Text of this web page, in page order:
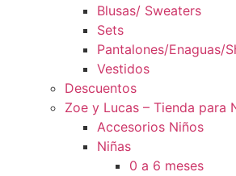
Blusas/ Sweaters
Sets
Pantalones/Enaguas/
Vestidos
Descuentos
Zoe y Lucas – Tienda para
Accesorios Niños
Niñas
0 a 6 meses